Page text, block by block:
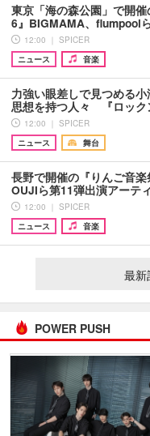
東京「海の森公園」で開
6』BIGMAMA、flumpool
12:00 ｜ SPICER
ニュース
音楽
力強い眼差しで見つめる
思想を持つ人々 『ロッ
12:00 ｜ SPICER
ニュース
舞台
長野で開催の『りんご音
OUJIら第11弾出演アーテ
12:00 ｜ SPICER
ニュース
音楽
最新
POWER PUSH